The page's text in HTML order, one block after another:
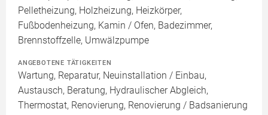
Pelletheizung, Holzheizung, Heizkörper,
Fußbodenheizung, Kamin / Ofen, Badezimmer,
Brennstoffzelle, Umwälzpumpe
ANGEBOTENE TÄTIGKEITEN
Wartung, Reparatur, Neuinstallation / Einbau,
Austausch, Beratung, Hydraulischer Abgleich,
Thermostat, Renovierung, Renovierung / Badsanierung